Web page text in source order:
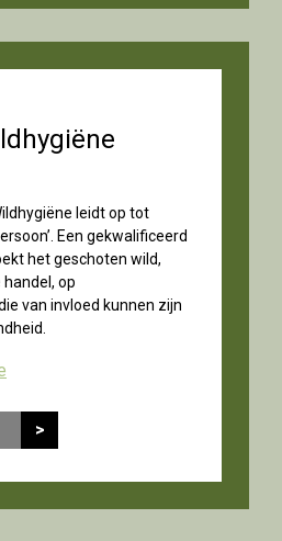
leidt op tot
Een gekwalificeerd
het geschoten wild,
op
van invloed kunnen zijn
>